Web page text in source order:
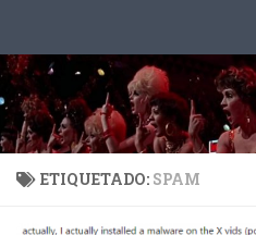
ETIQUETADO: SPAM